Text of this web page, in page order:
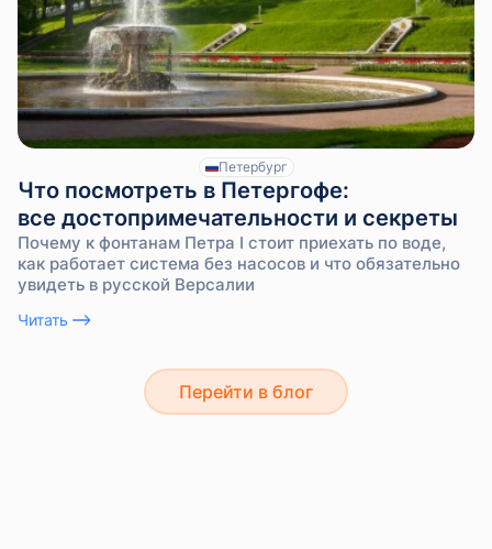
Петербург
Что посмотреть в Петергофе:
все достопримечательности и секреты
Почему к фонтанам Петра I стоит приехать по воде,
как работает система без насосов и что обязательно
увидеть в русской Версалии
Читать
Перейти в блог